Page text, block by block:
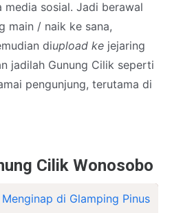
media sosial. Jadi berawal
main / naik ke sana,
diupload ke jejaring
jadilah Gunung Cilik seperti
pengunjung, terutama di
Cilik Wonosobo
di Glamping Pinus